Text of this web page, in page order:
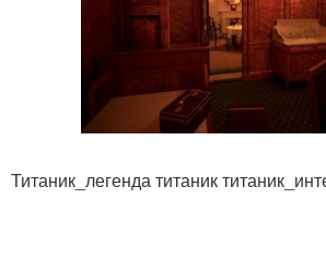
Титаник_легенда титаник